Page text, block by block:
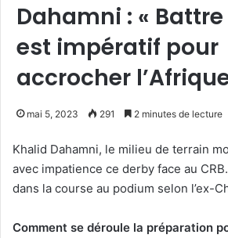
Dahamni : « Battre
est impératif pour
accrocher
mai 5, 2023 291 2 minutes de lecture
Khalid Dahamni, le milieu de terrain
avec impatience ce derby face au
dans la course au podium selon l’ex-
Comment se déroule la préparation